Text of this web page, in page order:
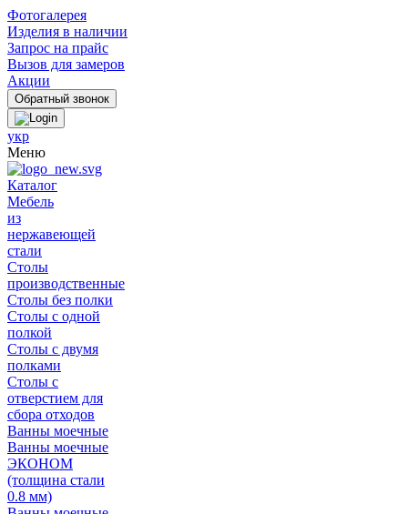
Фотогалерея
Изделия в наличии
Запрос на прайс
Вызов для замеров
Акции
укр
Меню
Каталог
Мебель
из
нержавеющей
стали
Столы
производственные
Столы без полки
Столы с одной
полкой
Столы с двумя
полками
Столы с
отверстием для
сбора отходов
Ванны моечные
Ванны моечные
ЭКОНОМ
(толщина стали
0.8 мм)